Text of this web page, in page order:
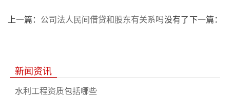
上一篇： 公司法人民间借贷和股东有关系吗没有了下一篇：
新闻资讯
水利工程资质包括哪些